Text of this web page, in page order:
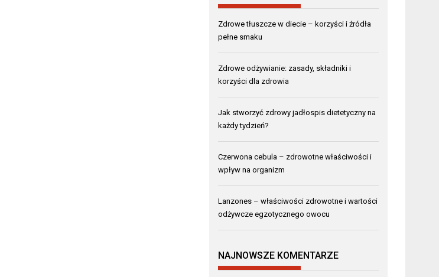
Zdrowe tłuszcze w diecie – korzyści i źródła
pełne smaku
Zdrowe odżywianie: zasady, składniki i
korzyści dla zdrowia
Jak stworzyć zdrowy jadłospis dietetyczny na
każdy tydzień?
Czerwona cebula – zdrowotne właściwości i
wpływ na organizm
Lanzones – właściwości zdrowotne i wartości
odżywcze egzotycznego owocu
NAJNOWSZE KOMENTARZE